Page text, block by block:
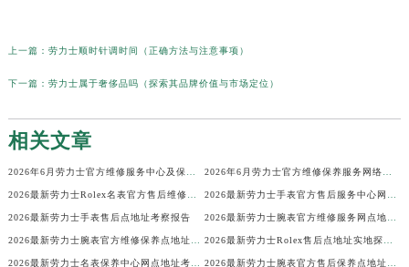
上一篇： 劳力士顺时针调时间（正确方法与注意事项）
下一篇： 劳力士属于奢侈品吗（探索其品牌价值与市场定位）
相关文章
2026最新劳力士手表售后点地址考察报告